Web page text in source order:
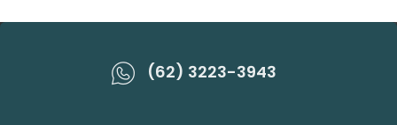
(62) 3223-3943